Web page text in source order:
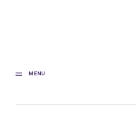
MENU
Accueil Dégustation Nos pépites en